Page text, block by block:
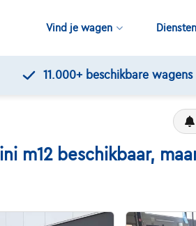
Vind je wagen
11.000+ beschikbare wagens
m12 beschikbaar,